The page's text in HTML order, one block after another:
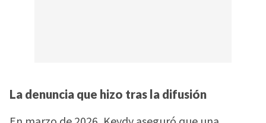
La denuncia que hizo tras la difusión